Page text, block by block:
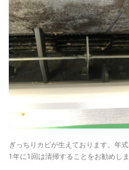
ぎっちりカビが生えております。年
1年に1回は清掃することをお勧めしま